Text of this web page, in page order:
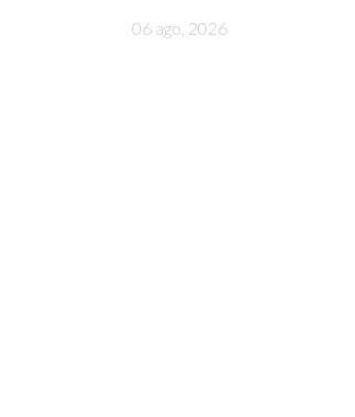
06 ago, 2026